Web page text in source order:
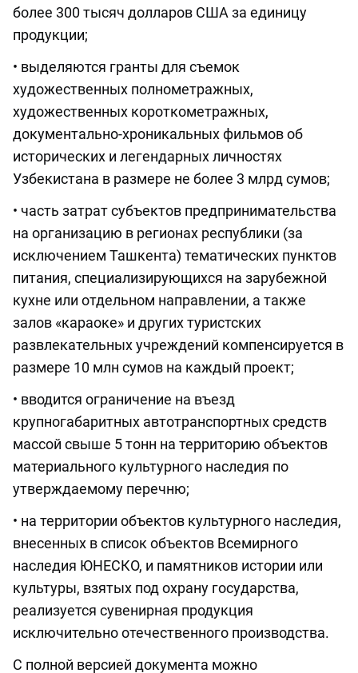
более 300 тысяч долларов США за единицу
продукции;
• выделяются гранты для съемок
художественных полнометражных,
художественных короткометражных,
документально-хроникальных фильмов об
исторических и легендарных личностях
Узбекистана в размере не более 3 млрд сумов;
• часть затрат субъектов предпринимательства
на организацию в регионах республики (за
исключением Ташкента) тематических пунктов
питания, специализирующихся на зарубежной
кухне или отдельном направлении, а также
залов «караоке» и других туристских
развлекательных учреждений компенсируется в
размере 10 млн сумов на каждый проект;
• вводится ограничение на въезд
крупногабаритных автотранспортных средств
массой свыше 5 тонн на территорию объектов
материального культурного наследия по
утверждаемому перечню;
• на территории объектов культурного наследия,
внесенных в список объектов Всемирного
наследия ЮНЕСКО, и памятников истории или
культуры, взятых под охрану государства,
реализуется сувенирная продукция
исключительно отечественного производства.
С полной версией документа можно